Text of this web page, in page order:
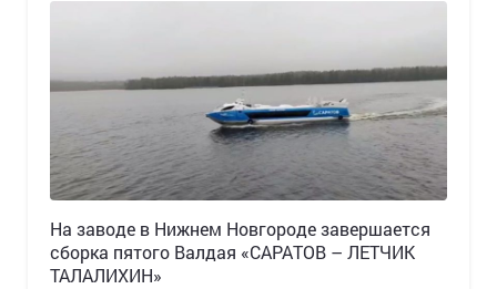
Н️а заводе в Нижнем Новгороде завершается
сборка пятого Валдая «САРАТОВ – ЛЕТЧИК
ТАЛАЛИХИН»